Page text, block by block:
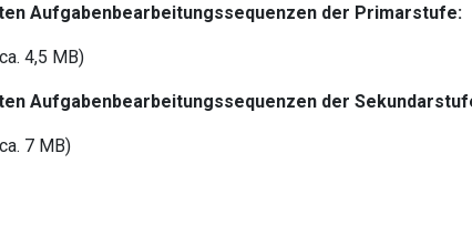
Aufgabenbearbeitungssequenzen der Primarstufe:
4,5 MB)
Aufgabenbearbeitungssequenzen der
7 MB)